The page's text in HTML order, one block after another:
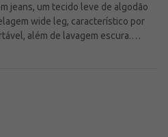
jeans, um tecido leve de algodão
wide leg, característico por
além de lavagem escura.
passantes para cinto, fechamento
feminina que traz movimento e
Jeans\nModelagem: Wide